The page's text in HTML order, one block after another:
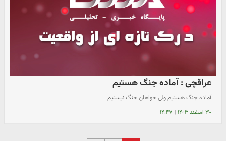
عراقچی : آماده جنگ هستیم
آماده جنگ هستیم ولی خواهان جنگ نیستیم
۳۰ اسفند ۱۴۰۳ | ۱۴:۴۷